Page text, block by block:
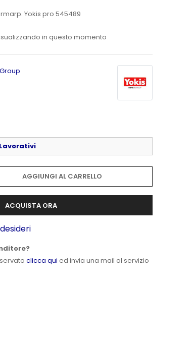
Yokis pro 545489
in questo momento
AGGIUNGI AL CARRELLO
ACQUISTA ORA
clicca qui ed invia una mail al servizio